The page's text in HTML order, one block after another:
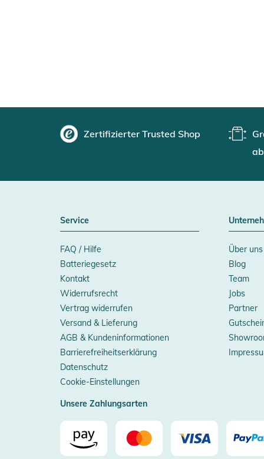
Zertifizierter Trusted Shop
Service
FAQ / Hilfe
Batteriegesetz
Kontakt
Widerrufsrecht
Vertrag widerrufen
Versand & Lieferung
AGB & Kundeninformationen
Barrierefreiheitserklärung
Datenschutz
Cookie-Einstellungen
Über uns
Blog
Team
Jobs
Partner
Unsere Zahlungsarten